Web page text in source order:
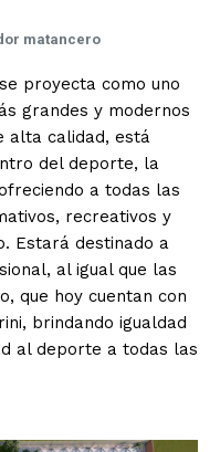
matancero
se proyecta como uno
grandes y modernos
alta calidad, está
del deporte, la
a todas las
recreativos y
Estará destinado a
al igual que las
que hoy cuentan con
brindando igualdad
al deporte a todas las